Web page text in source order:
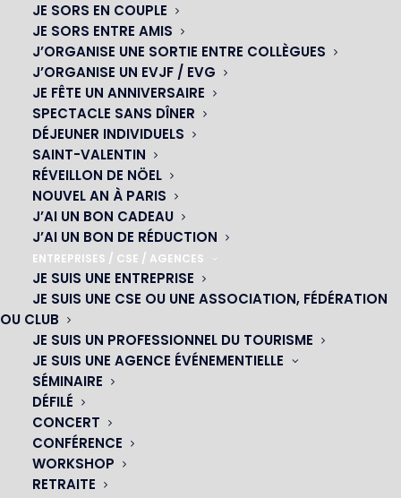
JE SORS EN COUPLE
JE SORS ENTRE AMIS
J’ORGANISE UNE SORTIE ENTRE COLLÈGUES
J’ORGANISE UN EVJF / EVG
JE FÊTE UN ANNIVERSAIRE
SPECTACLE SANS DÎNER
DÉJEUNER INDIVIDUELS
SAINT-VALENTIN
RÉVEILLON DE NÖEL
NOUVEL AN À PARIS
J’AI UN BON CADEAU
J’AI UN BON DE RÉDUCTION
ENTREPRISES / CSE / AGENCES
JE SUIS UNE ENTREPRISE
JE SUIS UNE CSE OU UNE ASSOCIATION, FÉDÉRATION
OU CLUB
JE SUIS UN PROFESSIONNEL DU TOURISME
JE SUIS UNE AGENCE ÉVÉNEMENTIELLE
SÉMINAIRE
DÉFILÉ
CONCERT
CONFÉRENCE
WORKSHOP
RETRAITE
OH! CÉSAR
|
23 avenue du Maine 75015 PARIS
01 45 44 46 20